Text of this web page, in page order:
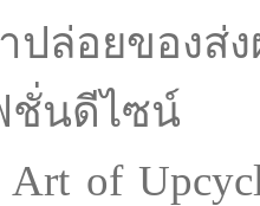
ปล่อยของส่
ชั่นดีไซน์
Art of